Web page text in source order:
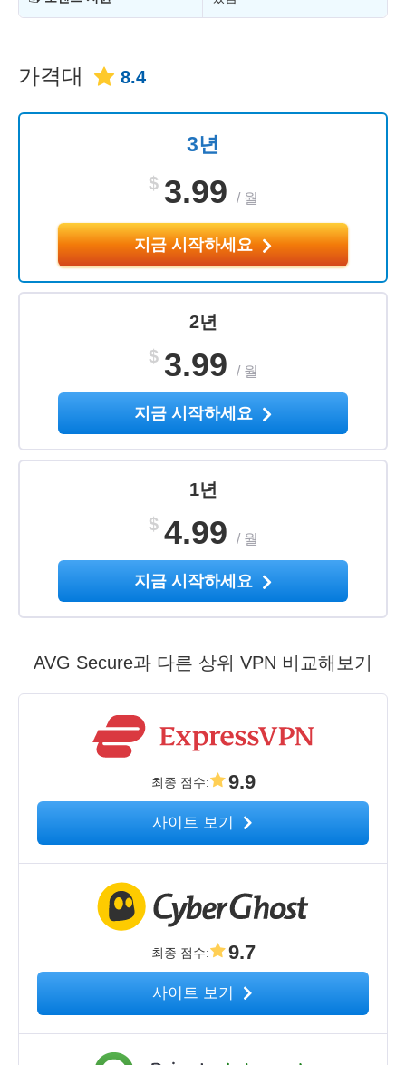
가격대 8.4
3년
$ 3.99 / 월
지금 시작하세요
2년
$ 3.99 / 월
지금 시작하세요
1년
$ 4.99 / 월
지금 시작하세요
AVG Secure과 다른 상위 VPN 비교해보기
최종 점수: 9.9
사이트 보기
최종 점수: 9.7
사이트 보기